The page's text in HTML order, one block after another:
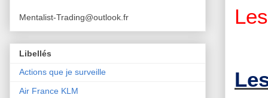
Mentalist-Trading@outlook.fr
Libellés
Actions que je surveille
Air France KLM